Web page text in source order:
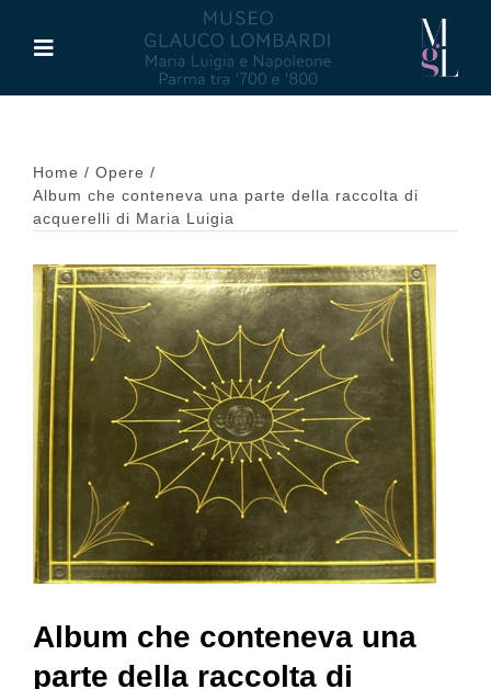
contenuto
Toggle
Maria Luigia d’Asburgo
Glauco Lombardi
Palazzo di Riserva
Attività
Pubblicazioni
Collezione
Contatti e biglietti
Home
Opere
Album che conteneva una parte della raccolta di
acquerelli di Maria Luigia
Album che conteneva una
parte della raccolta di